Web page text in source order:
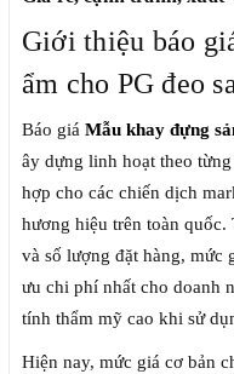
Giới thiệu báo
ẩm cho PG đeo
Báo giá Mẫu khay đựng
ây dựng linh hoạt theo
hợp cho các chiến dịch
hương hiệu trên toàn
và số lượng đặt hàng, mức
ưu chi phí nhất cho doanh
tính thẩm mỹ cao khi sử
Hiện nay, mức giá cơ bản